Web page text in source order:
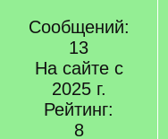
Сообщений:
13
На сайте с
2025 г.
Рейтинг:
8